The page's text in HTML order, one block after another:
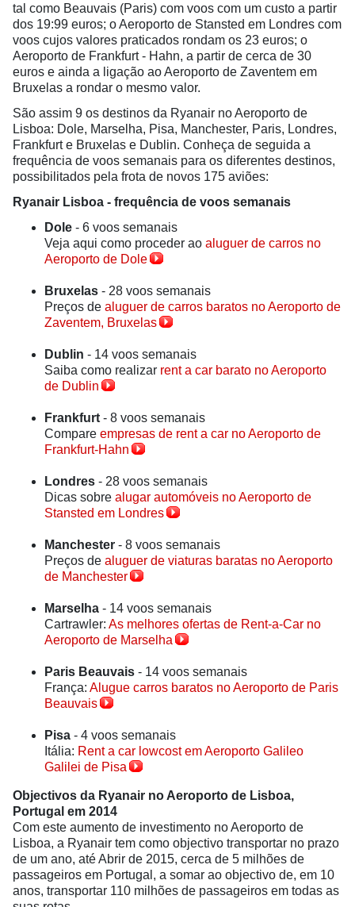
tal como Beauvais (Paris) com voos com um custo a partir
dos 19:99 euros; o Aeroporto de Stansted em Londres com
voos cujos valores praticados rondam os 23 euros; o
Aeroporto de Frankfurt - Hahn, a partir de cerca de 30
euros e ainda a ligação ao Aeroporto de Zaventem em
Bruxelas a rondar o mesmo valor.
São assim 9 os destinos da Ryanair no Aeroporto de
Lisboa: Dole, Marselha, Pisa, Manchester, Paris, Londres,
Frankfurt e Bruxelas e Dublin. Conheça de seguida a
frequência de voos semanais para os diferentes destinos,
possibilitados pela frota de novos 175 aviões:
Ryanair Lisboa - frequência de voos semanais
Dole - 6 voos semanais
Veja aqui como proceder ao aluguer de carros no
Aeroporto de Dole
Bruxelas - 28 voos semanais
Preços de aluguer de carros baratos no Aeroporto de
Zaventem, Bruxelas
Dublin - 14 voos semanais
Saiba como realizar rent a car barato no Aeroporto
de Dublin
Frankfurt - 8 voos semanais
Compare empresas de rent a car no Aeroporto de
Frankfurt-Hahn
Londres - 28 voos semanais
Dicas sobre alugar automóveis no Aeroporto de
Stansted em Londres
Manchester - 8 voos semanais
Preços de aluguer de viaturas baratas no Aeroporto
de Manchester
Marselha - 14 voos semanais
Cartrawler: As melhores ofertas de Rent-a-Car no
Aeroporto de Marselha
Paris Beauvais - 14 voos semanais
França: Alugue carros baratos no Aeroporto de Paris
Beauvais
Pisa - 4 voos semanais
Itália: Rent a car lowcost em Aeroporto Galileo
Galilei de Pisa
Objectivos da Ryanair no Aeroporto de Lisboa,
Portugal em 2014
Com este aumento de investimento no Aeroporto de
Lisboa, a Ryanair tem como objectivo transportar no prazo
de um ano, até Abrir de 2015, cerca de 5 milhões de
passageiros em Portugal, a somar ao objectivo de, em 10
anos, transportar 110 milhões de passageiros em todas as